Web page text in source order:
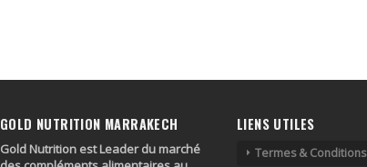
GOLD NUTRITION MARRAKECH
Gold Nutrition est Leader du marché
LIENS UTILES
Termes & Conditions